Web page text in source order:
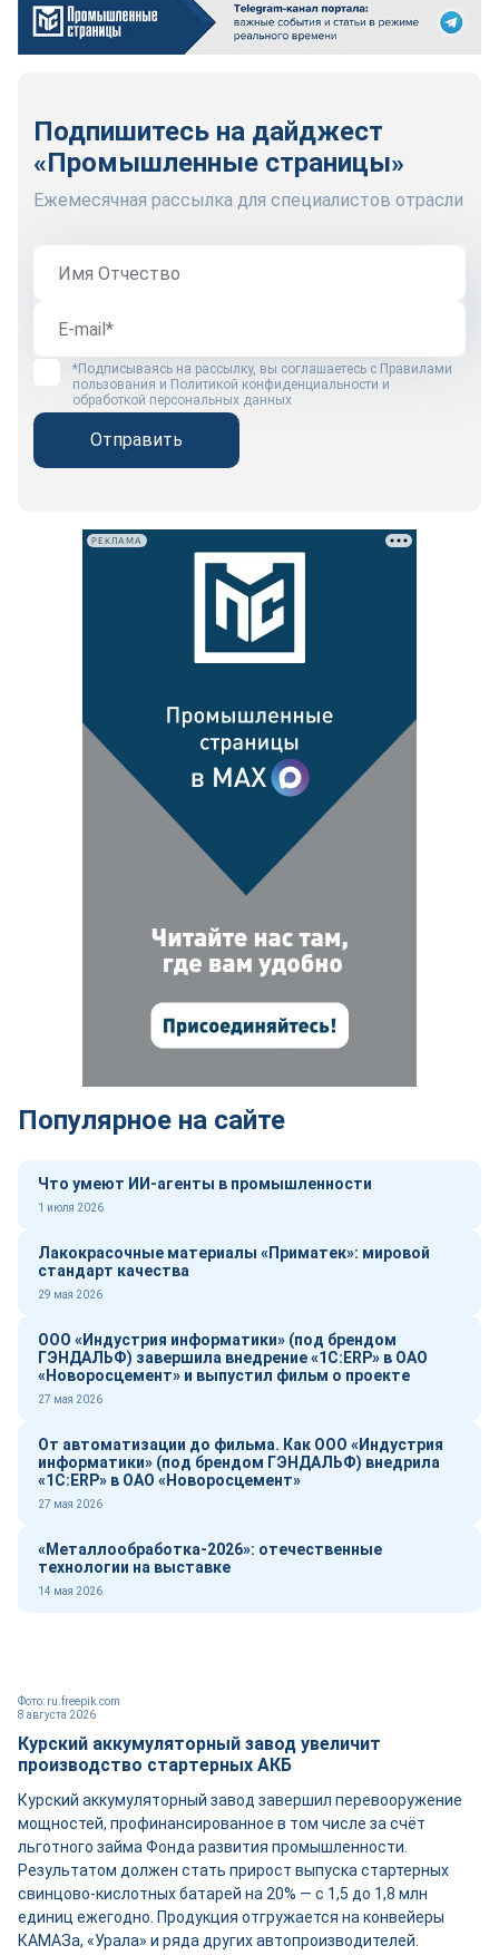
Подпишитесь на дайджест
«Промышленные страницы»
Ежемесячная рассылка для специалистов отрасли
*Подписываясь на рассылку, вы соглашаетесь с Правилами
пользования и Политикой конфиденциальности и
обработкой персональных данных
Отправить
РЕКЛАМА
Популярное на сайте
Что умеют ИИ-агенты в промышленности
1 июля 2026
Лакокрасочные материалы «Приматек»: мировой
стандарт качества
29 мая 2026
ООО «Индустрия информатики» (под брендом
ГЭНДАЛЬФ) завершила внедрение «1С:ERP» в ОАО
«Новоросцемент» и выпустил фильм о проекте
27 мая 2026
От автоматизации до фильма. Как ООО «Индустрия
информатики» (под брендом ГЭНДАЛЬФ) внедрила
«1С:ERP» в ОАО «Новоросцемент»
27 мая 2026
«Металлообработка-2026»: отечественные
технологии на выставке
14 мая 2026
8 августа 2026
Фото: ru.freepik.com
Курский аккумуляторный завод увеличит
производство стартерных АКБ
Курский аккумуляторный завод завершил перевооружение
мощностей, профинансированное в том числе за счёт
льготного займа Фонда развития промышленности.
Результатом должен стать прирост выпуска стартерных
свинцово-кислотных батарей на 20% — с 1,5 до 1,8 млн
единиц ежегодно. Продукция отгружается на конвейеры
КАМАЗа, «Урала» и ряда других автопроизводителей.